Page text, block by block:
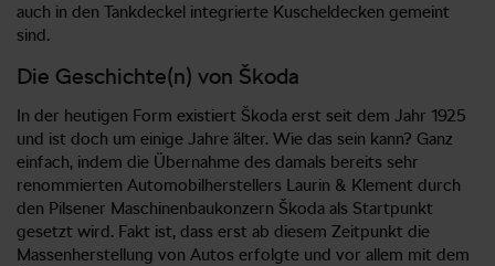
auch in den Tankdeckel integrierte Kuscheldecken gemeint
sind.
Die Geschichte(n) von Škoda
In der heutigen Form existiert Škoda erst seit dem Jahr 1925
und ist doch um einige Jahre älter. Wie das sein kann? Ganz
einfach, indem die Übernahme des damals bereits sehr
renommierten Automobilherstellers Laurin & Klement durch
den Pilsener Maschinenbaukonzern Škoda als Startpunkt
gesetzt wird. Fakt ist, dass erst ab diesem Zeitpunkt die
Massenherstellung von Autos erfolgte und vor allem mit dem